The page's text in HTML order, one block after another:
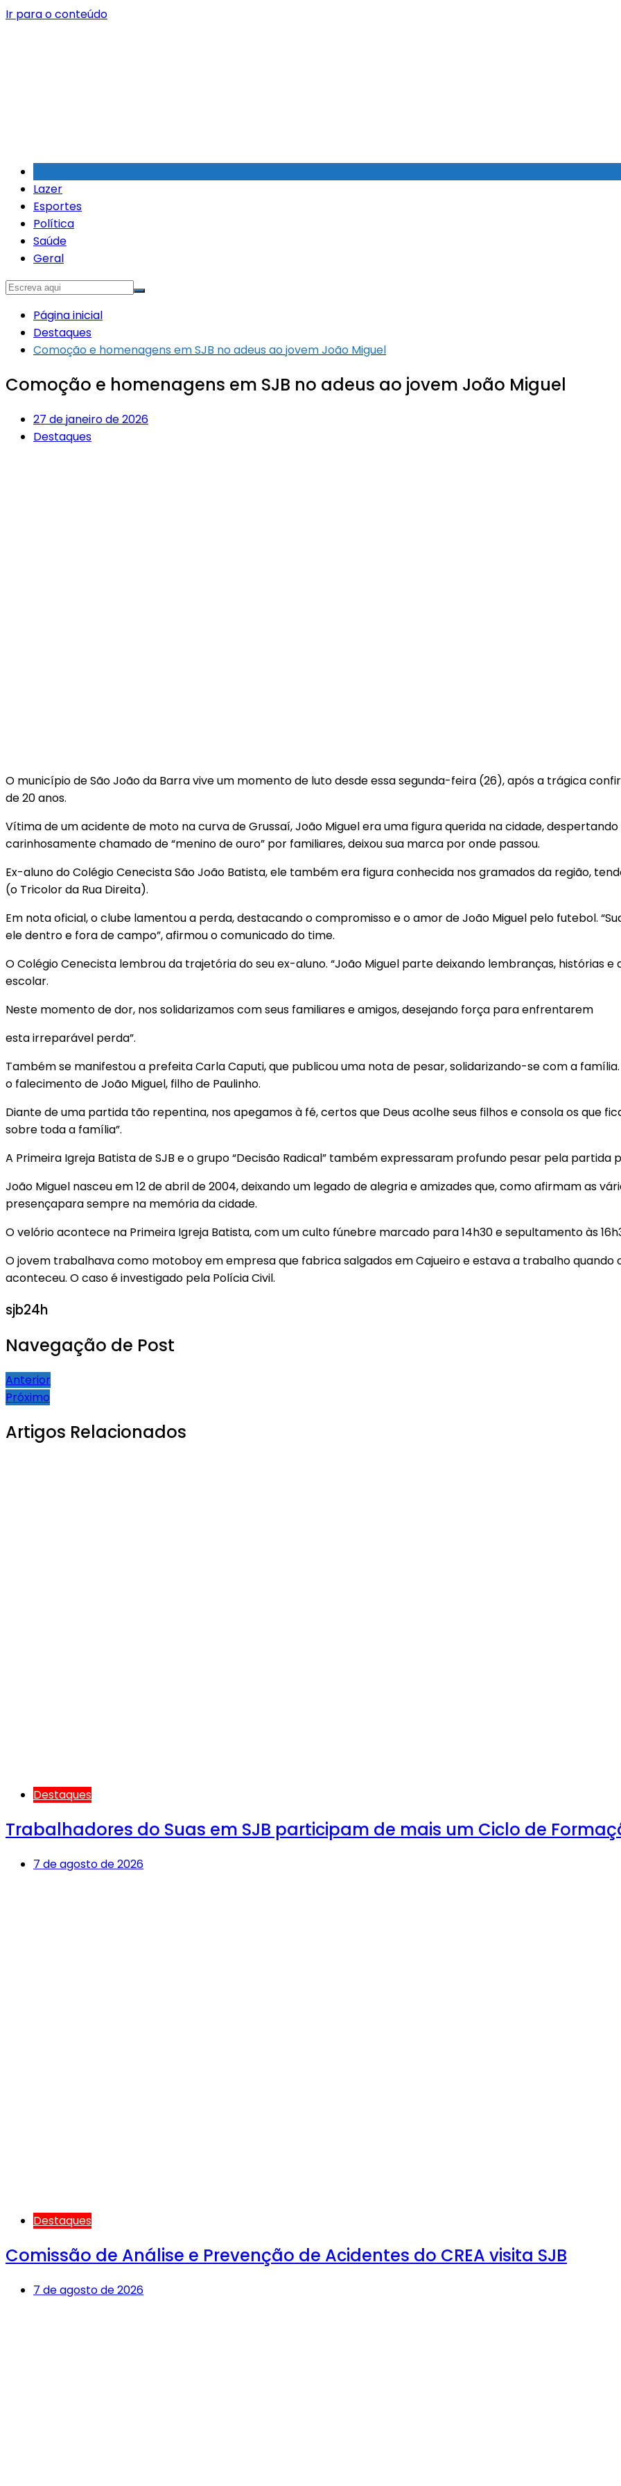
Ir para o conteúdo
Lazer
Esportes
Política
Saúde
Geral
Página inicial
Destaques
Comoção e homenagens em SJB no adeus ao jovem João Miguel
Comoção e homenagens em SJB no adeus ao jovem João Miguel
27 de janeiro de 2026
Destaques
O município de São João da Barra vive um momento de luto desde essa segunda-feira (26), após a trágica
de 20 anos.
Vítima de um acidente de moto na curva de Grussaí, João Miguel era uma figura querida na cidade,
carinhosamente chamado de “menino de ouro” por familiares, deixou sua marca por onde passou.
Ex-aluno do Colégio Cenecista São João Batista, ele também era figura conhecida nos gramados da região,
(o Tricolor da Rua Direita).
Em nota oficial, o clube lamentou a perda, destacando o compromisso e o amor de João Miguel pelo futebol.
ele dentro e fora de campo”, afirmou o comunicado do time.
O Colégio Cenecista lembrou da trajetória do seu ex-aluno. “João Miguel parte deixando lembranças, histórias
escolar.
Neste momento de dor, nos solidarizamos com seus familiares e amigos, desejando força para enfrentarem
esta irreparável perda”.
Também se manifestou a prefeita Carla Caputi, que publicou uma nota de pesar, solidarizando-se com a
o falecimento de João Miguel, filho de Paulinho.
Diante de uma partida tão repentina, nos apegamos à fé, certos que Deus acolhe seus filhos e consola os que
sobre toda a família”.
A Primeira Igreja Batista de SJB e o grupo “Decisão Radical” também expressaram profundo pesar pela partida
João Miguel nasceu em 12 de abril de 2004, deixando um legado de alegria e amizades que, como afirmam as
presençapara sempre na memória da cidade.
O velório acontece na Primeira Igreja Batista, com um culto fúnebre marcado para 14h30 e sepultamento às
O jovem trabalhava como motoboy em empresa que fabrica salgados em Cajueiro e estava a trabalho
aconteceu. O caso é investigado pela Polícia Civil.
sjb24h
Navegação de Post
Anterior
Próximo
Artigos Relacionados
Destaques
Trabalhadores do Suas em SJB participam de mais um Ciclo de
7 de agosto de 2026
Destaques
Comissão de Análise e Prevenção de Acidentes do CREA visita SJB
7 de agosto de 2026